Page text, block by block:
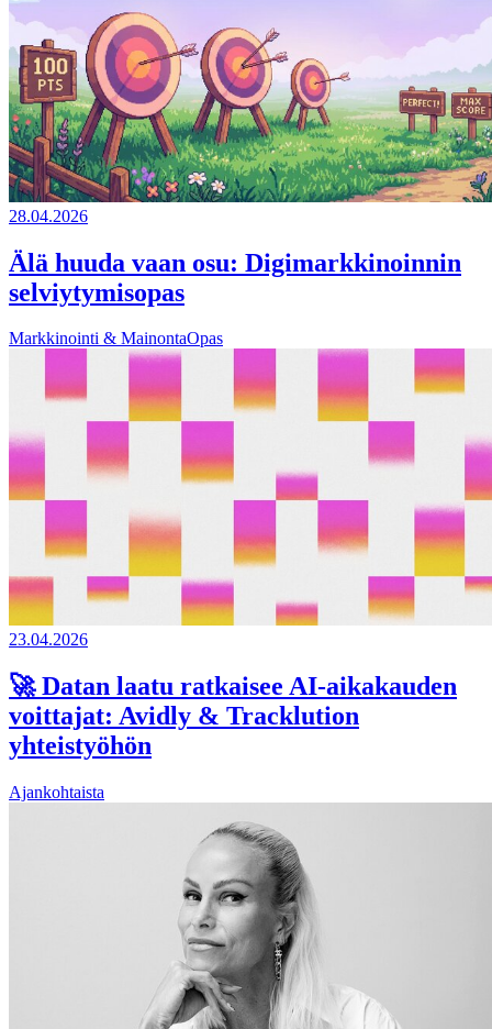
28.04.2026
Älä huuda vaan osu: Digimarkkinoinnin
selviytymisopas
Markkinointi & MainontaOpas
23.04.2026
🚀 Datan laatu ratkaisee AI-aikakauden
voittajat: Avidly & Tracklution
yhteistyöhön
Ajankohtaista